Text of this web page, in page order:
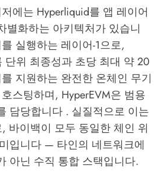
에는 Hyperliquid를 앱 레이어
별화하는 아키텍처가 있습니
실행하는 레이어-1으로,
단위 최종성과 초당 최대 약 20
지원하는 완전한 온체인 무기
스팅하며, HyperEVM은 범용
담당합니다 . 실질적으로 이는
바이백이 모두 동일한 체인 위
입니다 — 타인의 네트워크에
아닌 수직 통합 스택입니다.